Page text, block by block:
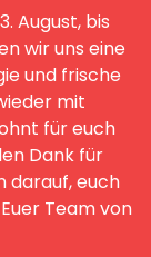
August, bis
wir uns eine
und frische
mit
für euch
Dank für
darauf, euch
Team von